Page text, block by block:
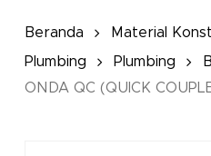
Beranda Material
Plumbing
Plumbing
ONDA QC (QUICK